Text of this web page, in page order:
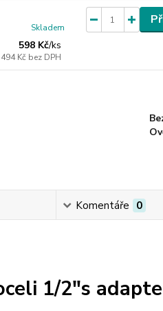
598 Kč/ks
494 Kč bez DPH
Skladem
Komentáře 0
1/2"s